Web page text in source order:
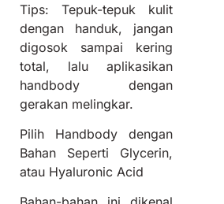
Tips: Tepuk-tepuk kulit
dengan handuk, jangan
digosok sampai kering
total, lalu aplikasikan
handbody dengan
gerakan melingkar.
Pilih Handbody dengan
Bahan Seperti Glycerin,
atau Hyaluronic Acid